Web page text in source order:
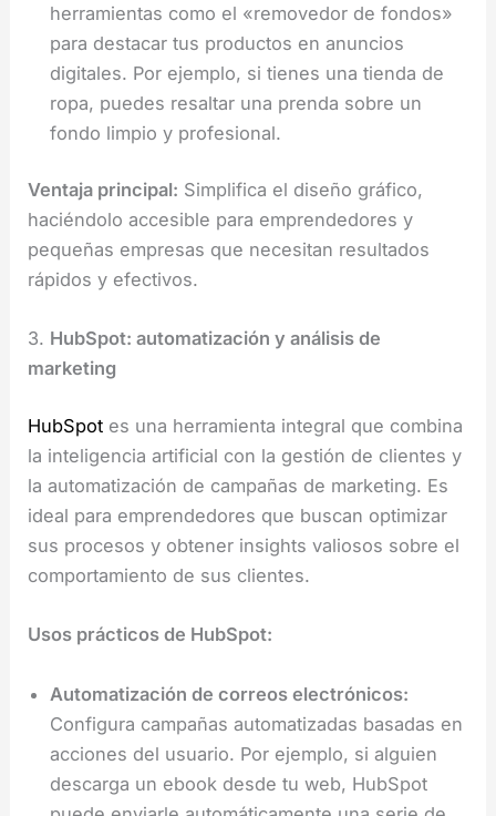
herramientas como el «removedor de fondos»
para destacar tus productos en anuncios
digitales. Por ejemplo, si tienes una tienda de
ropa, puedes resaltar una prenda sobre un
fondo limpio y profesional.
Ventaja principal: Simplifica el diseño gráfico,
haciéndolo accesible para emprendedores y
pequeñas empresas que necesitan resultados
rápidos y efectivos.
3. HubSpot: automatización y análisis de
marketing
HubSpot es una herramienta integral que combina
la inteligencia artificial con la gestión de clientes y
la automatización de campañas de marketing. Es
ideal para emprendedores que buscan optimizar
sus procesos y obtener insights valiosos sobre el
comportamiento de sus clientes.
Usos prácticos de HubSpot:
Automatización de correos electrónicos:
Configura campañas automatizadas basadas en
acciones del usuario. Por ejemplo, si alguien
descarga un ebook desde tu web, HubSpot